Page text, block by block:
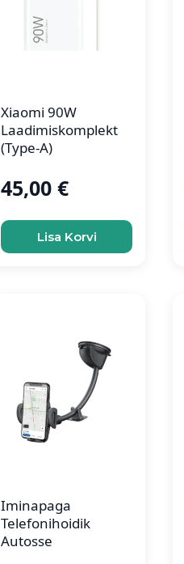
Xiaomi 90W
Laadimiskomplekt
(Type-A)
45,00€
Lisa Korvi
Iminapaga
Telefonihoidik
Autosse